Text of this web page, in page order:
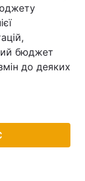
бюджет
до деяких